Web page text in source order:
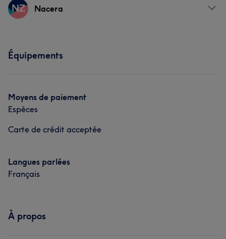
Épilation
Prestations
NZ Nacera
Équipements
Moyens de paiement
Espèces
Carte de crédit acceptée
Langues parlées
Français
À propos